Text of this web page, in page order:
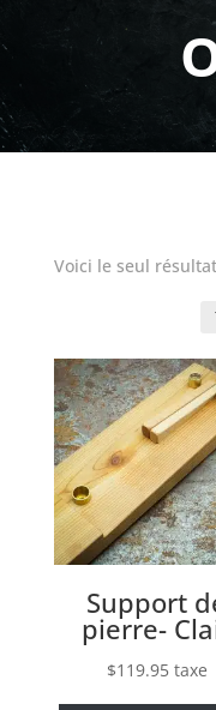
Voici le seul résultat
Support
pierre-
$119.95 taxe